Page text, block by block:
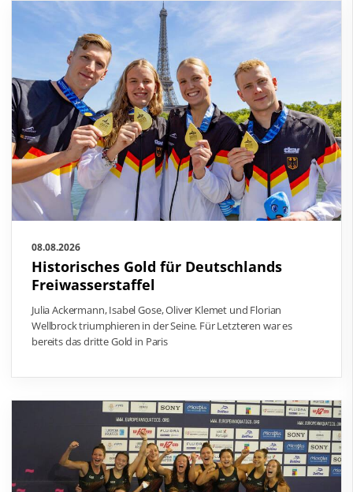
08.08.2026
Historisches Gold für Deutschlands
Freiwasserstaffel
Julia Ackermann, Isabel Gose, Oliver Klemet und Florian
Wellbrock triumphieren in der Seine. Für Letzteren war es
bereits das dritte Gold in Paris